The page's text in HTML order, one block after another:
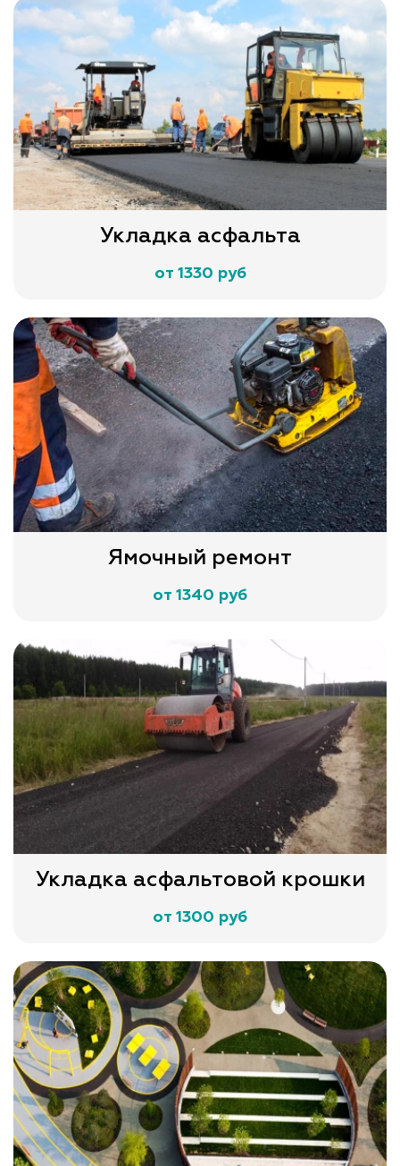
Укладка асфальта
от 1330 руб
Ямочный ремонт
от 1340 руб
Укладка асфальтовой крошки
от 1300 руб